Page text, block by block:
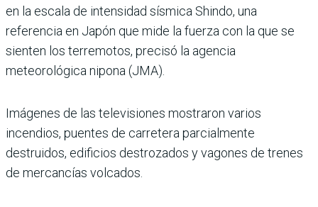
en la escala de intensidad sísmica Shindo, una
referencia en Japón que mide la fuerza con la que se
sienten los terremotos, precisó la agencia
meteorológica nipona (JMA).
Imágenes de las televisiones mostraron varios
incendios, puentes de carretera parcialmente
destruidos, edificios destrozados y vagones de trenes
de mercancías volcados.